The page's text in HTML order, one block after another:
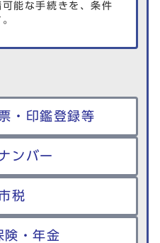
能な手続きを、条件
・印鑑登録等
ンバー
税
険・年金